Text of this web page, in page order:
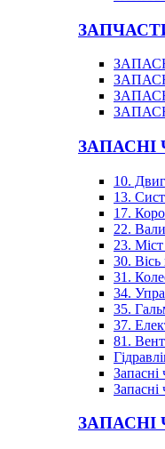
ЗАПАСНІ
10.
13.
17.
22.
23. Міст
30. Вісь
31.
34.
35.
37.
81.
Запасні
ЗАПАСНІ